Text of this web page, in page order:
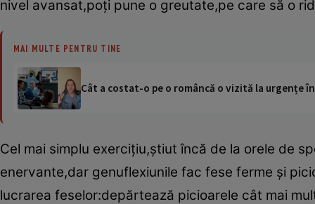
nivel avansat,poţi pune o greutate,pe care să o
MAI MULTE PENTRU TINE
Cât a costat-o pe o româncă o vizită la urgențe
Cel mai simplu exerciţiu,ştiut încă de la orele de
enervante,dar genuflexiunile fac fese ferme şi
lucrarea feselor:depărtează picioarele cât mai